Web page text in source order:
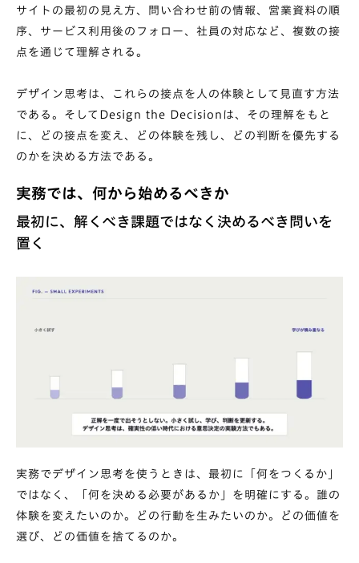
サイトの最初の見え方、問い合わせ前の情報、営業資料の順
序、サービス利用後のフォロー、社員の対応など、複数の接
点を通じて理解される。
デザイン思考は、これらの接点を人の体験として見直す方法
である。そしてDesign the Decisionは、その理解をもと
に、どの接点を変え、どの体験を残し、どの判断を優先する
のかを決める方法である。
実務では、何から始めるべきか
最初に、解くべき課題ではなく決めるべき問いを
置く
実務でデザイン思考を使うときは、最初に「何をつくるか」
ではなく、「何を決める必要があるか」を明確にする。誰の
体験を変えたいのか。どの行動を生みたいのか。どの価値を
選び、どの価値を捨てるのか。